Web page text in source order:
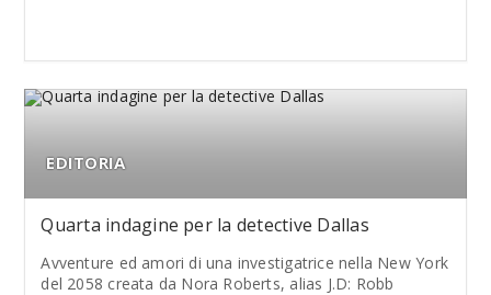
EDITORIA
Quarta indagine per la detective Dallas
Avventure ed amori di una investigatrice nella New York
del 2058 creata da Nora Roberts, alias J.D: Robb